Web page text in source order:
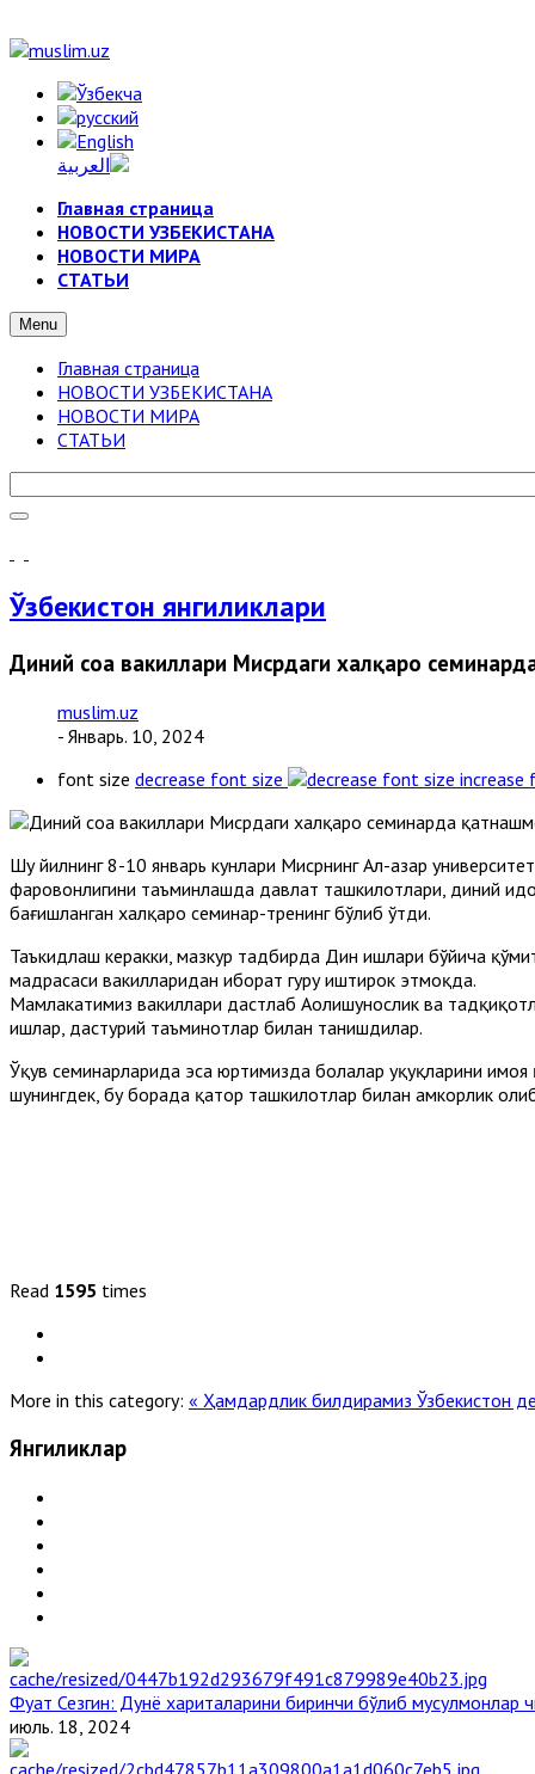
Главная страница
НОВОСТИ УЗБЕКИСТАНА
НОВОСТИ МИРА
СТАТЬИ
Menu
Главная страница
НОВОСТИ УЗБЕКИСТАНА
НОВОСТИ МИРА
СТАТЬИ
Ўзбекистон янгиликлари
Диний соҳа вакиллари Мисрдаги халқаро
muslim.uz
- Январь. 10, 2024
font size decrease font size increase
Шу йилнинг 8-10 январь кунлари Мисрнинг Ал-азҳар
фаровонлигини таъминлашда давлат ташкилотлари, диний
бағишланган халқаро семинар-тренинг бўлиб ўтди.
Таъкидлаш керакки, мазкур тадбирда Дин ишлари бўйича
мадрасаси вакилларидан иборат гуруҳ иштирок этмоқда.
Мамлакатимиз вакиллари дастлаб Аҳолишунослик ва
ишлар, дастурий таъминотлар билан танишдилар.
Ўқув семинарларида эса юртимизда болалар ҳуқуқларини
шунингдек, бу борада қатор ташкилотлар билан ҳамкорлик
Read 1595 times
More in this category: « Ҳамдардлик билдирамиз Ўзбекистон
Янгиликлар
Фуат Сезгин: Дунё хариталарини биринчи бўлиб мусулмонлар
июль. 18, 2024